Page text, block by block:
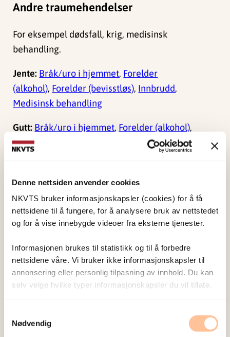
Denne nettsiden anvender cookies
NKVTS bruker informasjonskapsler (cookies) for å få
nettsidene til å fungere, for å analysere bruk av nettstedet
og for å vise innebygde videoer fra eksterne tjenester.
Informasjonen brukes til statistikk og til å forbedre
nettsidene våre. Vi bruker ikke informasjonskapsler til
annonsering eller personlig tilpasning av innhold. Du kan
selv velge hvilke typer informasjonskapsler du vil tillate.
Nødvendig
Andre traumehendelser
For eksempel dødsfall, krig, medisinsk
behandling.
Jente: Bråk/uro i hjemmet, Forelder
(alkohol), Forelder (bevisstløs), Innbrudd,
Medisinsk behandling
Gutt: Bråk/uro i hjemmet, Forelder (alkohol),
Forelder (bevisstløs)
Barn med far/mor
Jente:Jente med far,Jente med mor
Gutt: Gutt med far, Gutt med mor
Tegnserie 3